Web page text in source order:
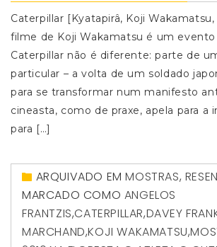
Caterpillar [Kyatapirâ, Koji Wakamatsu,
filme de Koji Wakamatsu é um
Caterpillar não é diferente: parte de
particular – a volta de um soldado
para se transformar num manifesto
cineasta, como de praxe, apela para a
para […]
ARQUIVADO EMMOSTRAS,
MARCADO COMO ANGELOS
FRANTZIS,CATERPILLAR,DAVEY
MARCHAND,KOJI WAKAMATSU,